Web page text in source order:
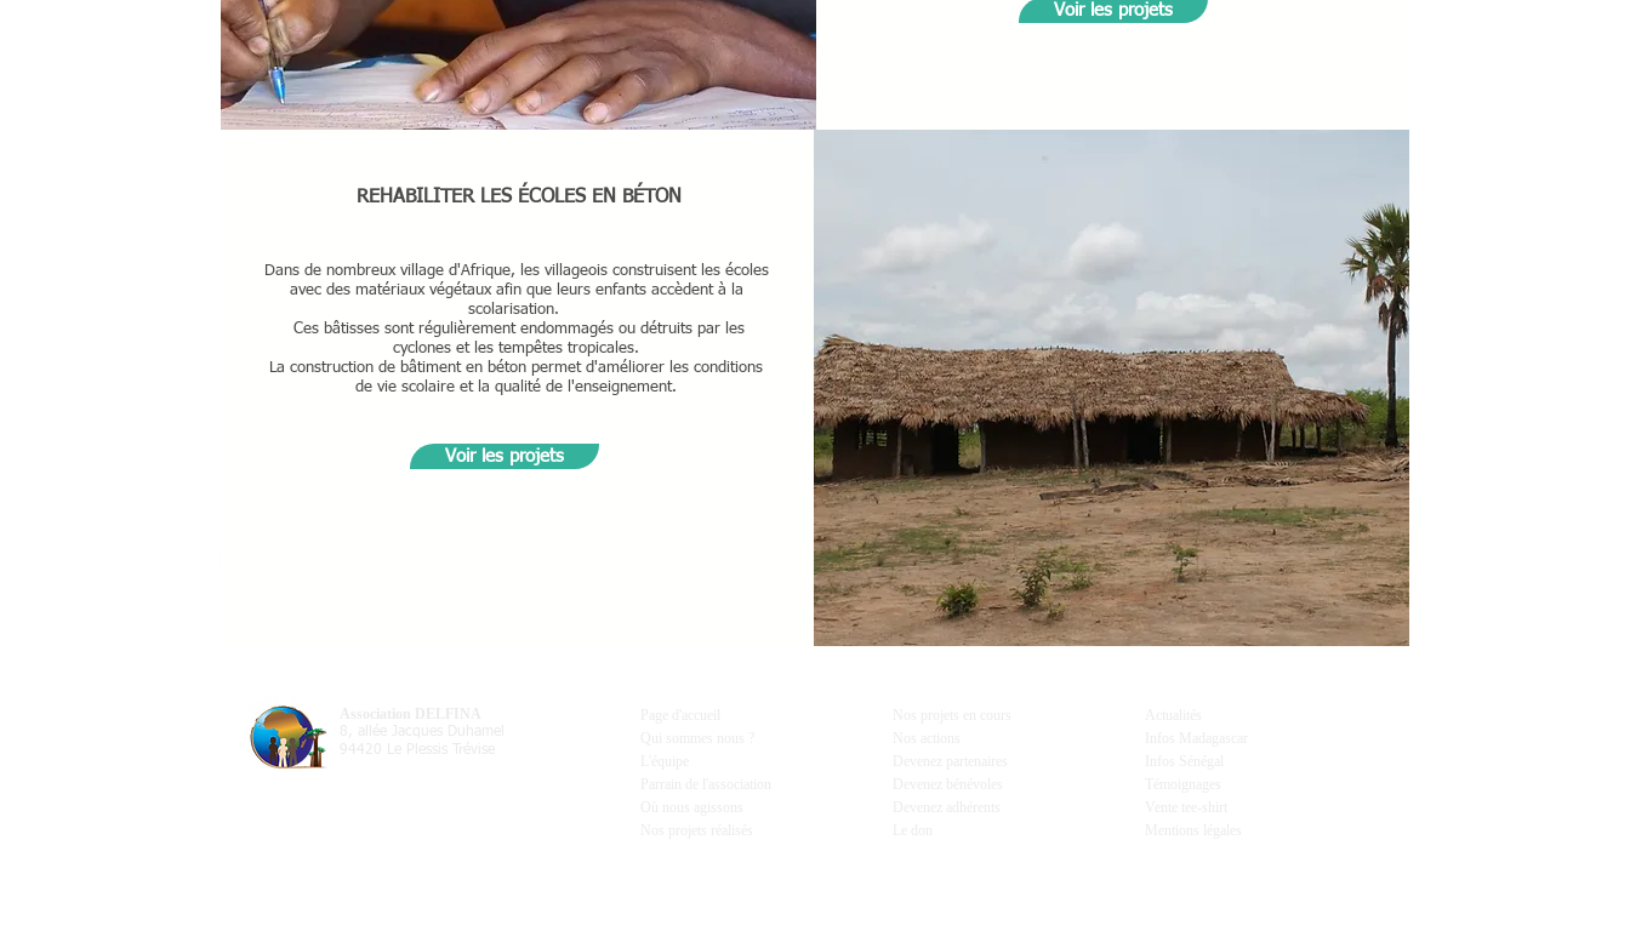
Voir les projets
REHABILITER LES ÉCOLES EN BÉTON
Dans de nombreux village d'Afrique, les villageois construisent les écoles
avec des matériaux végétaux afin que leurs enfants accèdent à la
scolarisation.
Ces bâtisses sont régulièrement endommagés ou détruits par les
cyclones et les tempêtes tropicales.
La construction de bâtiment en béton permet d'améliorer les conditions
de vie scolaire et la qualité de l'enseignement.
Voir les projets